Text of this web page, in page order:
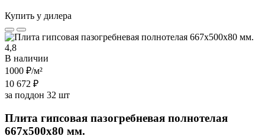
Купить у дилера
4,8
В наличии
1000 ₽/м²
10 672 ₽
за поддон 32 шт
Плита гипсовая пазогребневая полнотелая
667х500х80 мм.